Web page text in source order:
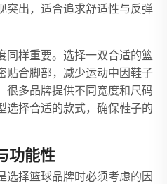
突出，适合追求舒适性与反弹
同样重要。选择一双合适的篮
贴合脚部，减少运动中因鞋子
很多品牌提供不同宽度和尺码
选择合适的款式，确保鞋子的
功能性
选择篮球品牌时必须考虑的因